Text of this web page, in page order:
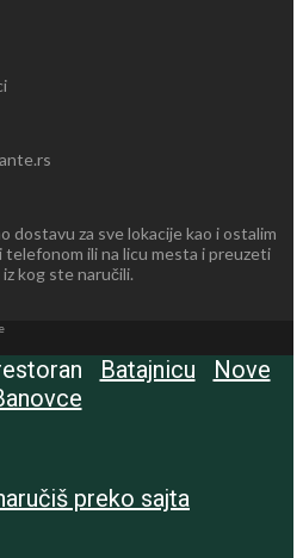
dostavu za sve lokacije kao i ostalim
telefonom ili na licu mesta i preuzeti
kog ste naručili.
Batajnicu
Nove
preko sajta